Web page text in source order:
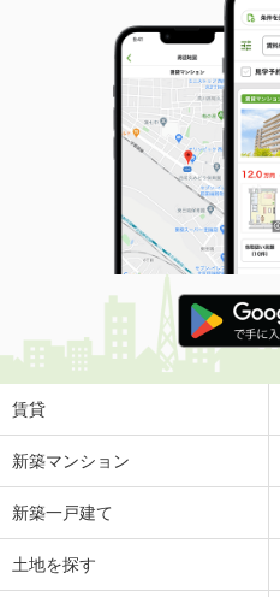
賃貸
新築マンション
新築一戸建て
土地を探す